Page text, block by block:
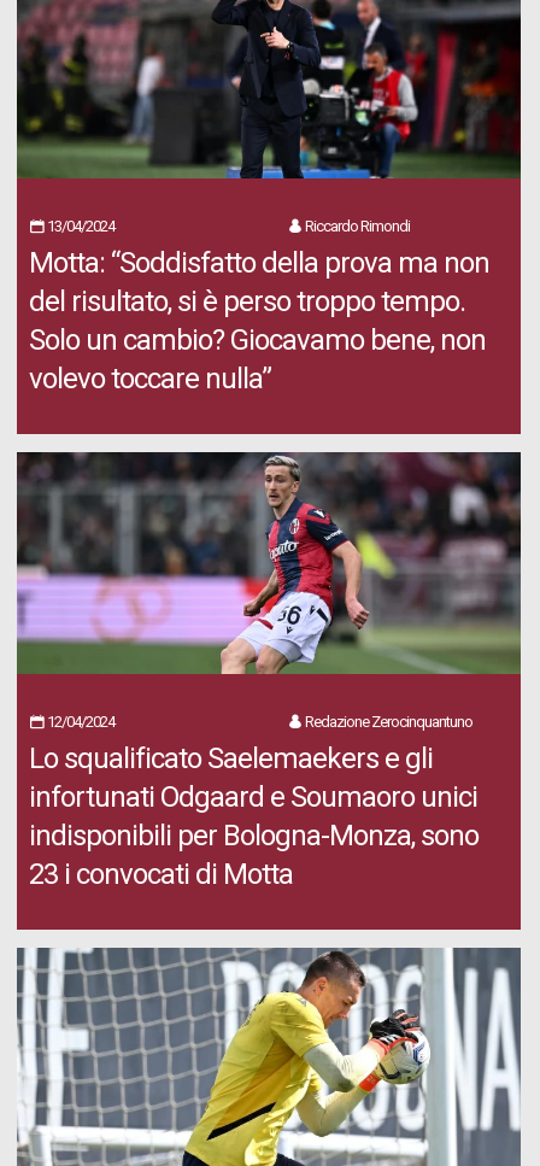
13/04/2024 Riccardo Rimondi
Motta: “Soddisfatto della prova ma non
del risultato, si è perso troppo tempo.
Solo un cambio? Giocavamo bene, non
volevo toccare nulla”
12/04/2024 Redazione Zerocinquantuno
Lo squalificato Saelemaekers e gli
infortunati Odgaard e Soumaoro unici
indisponibili per Bologna-Monza, sono
23 i convocati di Motta